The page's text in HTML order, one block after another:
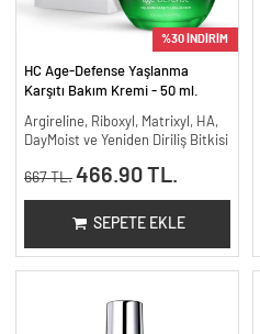
%30 İNDİRİM
HC Age-Defense Yaşlanma
Karşıtı Bakım Kremi - 50 ml.
Argireline, Riboxyl, Matrixyl, HA,
DayMoist ve Yeniden Diriliş Bitkisi
667 TL. 466.90 TL.
SEPETE EKLE